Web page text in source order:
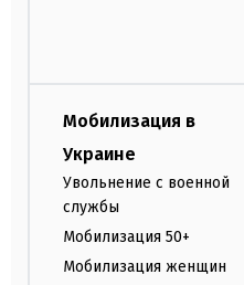
Мобилизация в
Украине
Увольнение с военной
службы
Мобилизация 50+
Мобилизация женщин